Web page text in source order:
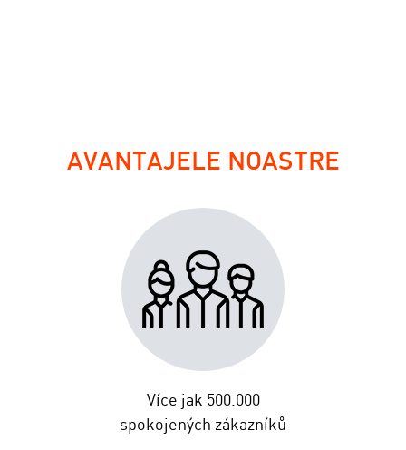
AVANTAJELE NOASTRE
Více jak 500.000
spokojených zákazníků